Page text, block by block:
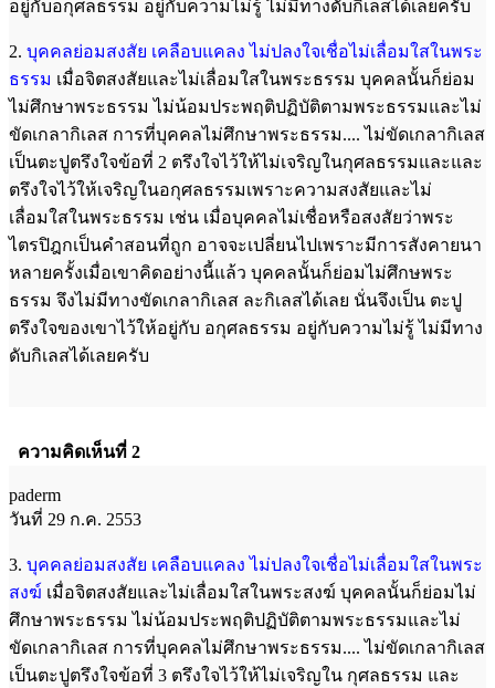
อยู่กับอกุศลธรรม อยู่กับความไม่รู้ ไม่มีทางดับกิเลสได้เลยครับ
2. บุคคลย่อมสงสัย เคลือบแคลง ไม่ปลงใจเชื่อไม่เลื่อมใสในพระ
ธรรม เมื่อจิตสงสัยและไม่เลื่อมใสในพระธรรม บุคคลนั้นก็ย่อม
ไม่ศึกษาพระธรรม ไม่น้อมประพฤติปฏิบัติตามพระธรรมและไม่
ขัดเกลากิเลส การที่บุคคลไม่ศึกษาพระธรรม.... ไม่ขัดเกลากิเลส
เป็นตะปูตรึงใจข้อที่ 2 ตรึงใจไว้ให้ไม่เจริญในกุศลธรรมและและ
ตรึงใจไว้ให้เจริญในอกุศลธรรมเพราะความสงสัยและไม่
เลื่อมใสในพระธรรม เช่น เมื่อบุคคลไม่เชื่อหรือสงสัยว่าพระ
ไตรปิฎกเป็นคำสอนที่ถูก อาจจะเปลี่ยนไปเพราะมีการสังคายนา
หลายครั้งเมื่อเขาคิดอย่างนี้แล้ว บุคคลนั้นก็ย่อมไม่ศึกษพระ
ธรรม จึงไม่มีทางขัดเกลากิเลส ละกิเลสได้เลย นั่นจึงเป็น ตะปู
ตรึงใจของเขาไว้ให้อยู่กับ อกุศลธรรม อยู่กับความไม่รู้ ไม่มีทาง
ดับกิเลสได้เลยครับ
ความคิดเห็นที่ 2
paderm
วันที่ 29 ก.ค. 2553
3. บุคคลย่อมสงสัย เคลือบแคลง ไม่ปลงใจเชื่อไม่เลื่อมใสในพระ
สงฆ์ เมื่อจิตสงสัยและไม่เลื่อมใสในพระสงฆ์ บุคคลนั้นก็ย่อมไม่
ศึกษาพระธรรม ไม่น้อมประพฤติปฏิบัติตามพระธรรมและไม่
ขัดเกลากิเลส การที่บุคคลไม่ศึกษาพระธรรม.... ไม่ขัดเกลากิเลส
เป็นตะปูตรึงใจข้อที่ 3 ตรึงใจไว้ให้ไม่เจริญใน กุศลธรรม และ